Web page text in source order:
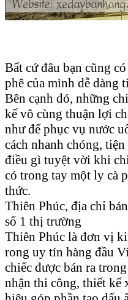
Bất cứ đâu bạn cũng
phê của mình dễ dàng
Bên cạnh đó, những
kế vô cùng thuận lợi
như để phục vụ nước
cách nhanh chóng,
điều gì tuyệt vời khi
có trong tay một ly cà
thức.
Thiên Phúc, địa chỉ
số 1 thị trường
Thiên Phúc là đơn vị
rong uy tín hàng đầu
chiếc được bán ra
nhận thi công, thiết kế